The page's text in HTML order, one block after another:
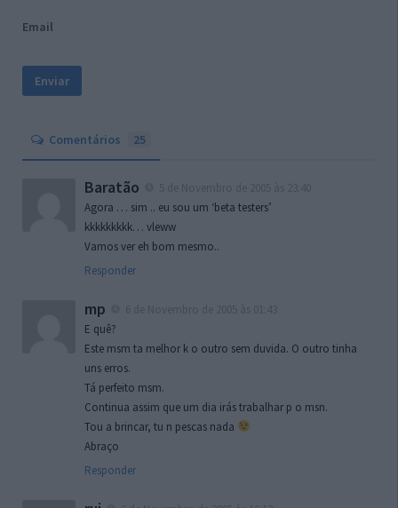
Email
Comentários 25
Baratão
Agora … sim .. eu sou um ‘beta testers’
kkkkkkkkk… vleww
Vamos ver eh bom mesmo..
Responder
mp
E quê?
Este msm ta melhor k o outro sem duvida. O outro tinha
uns erros.
Tá perfeito msm.
Continua assim que um dia irás trabalhar p o msn.
Tou a brincar, tu n pescas nada
Abraço
Responder